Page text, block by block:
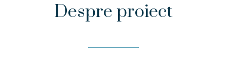
Despre proiect